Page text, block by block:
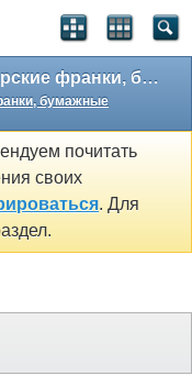
Куплю, обмен старые Швейцарские франки, бумажные Английские фунты
бумажные
почитать
своих
. Для